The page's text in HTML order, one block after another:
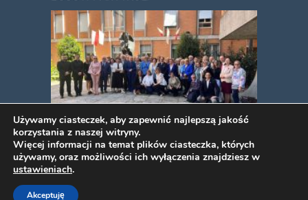
29 zjazd ZPWW Rzym 2024
TWORZENIE STRON INTERNETOWYCH
Używamy ciasteczek, aby zapewnić najlepszą jakość
korzystania z naszej witryny.
Więcej informacji na temat plików ciasteczka, których
używamy, oraz możliwości ich wyłączenia znajdziesz w
ustawieniach.
Akceptuję